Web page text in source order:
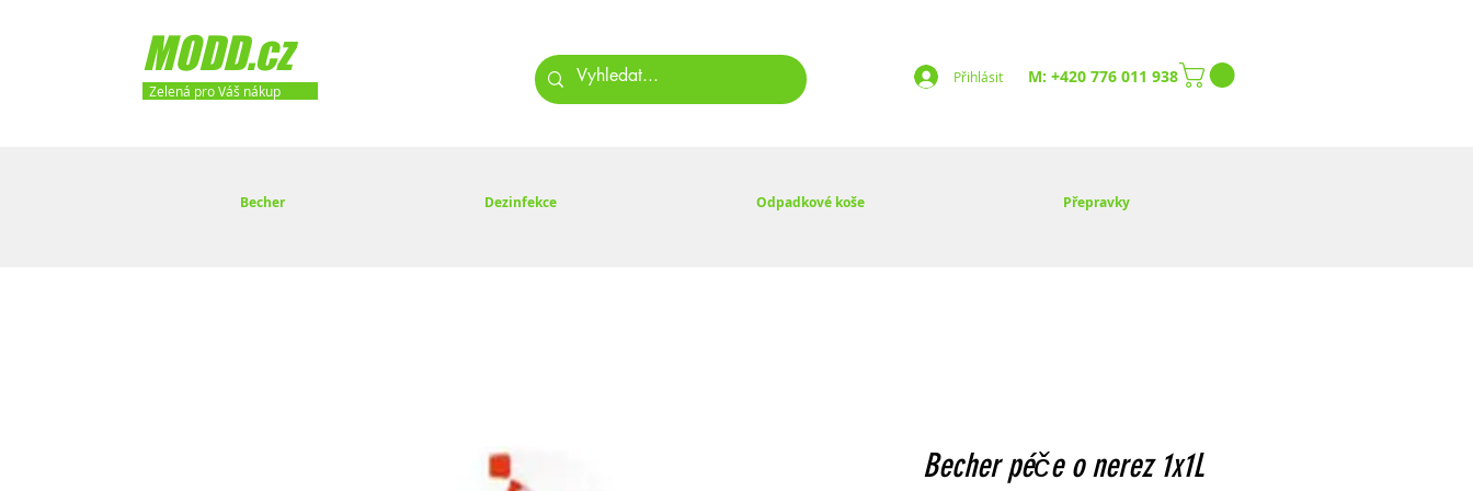
MODD.cz
Zelená pro Váš nákup
Becher Dezinfekce Odpadkové koše Přepravky
M: +420 776 011 938
Přihlásit
Becher péče o nerez 1x1L